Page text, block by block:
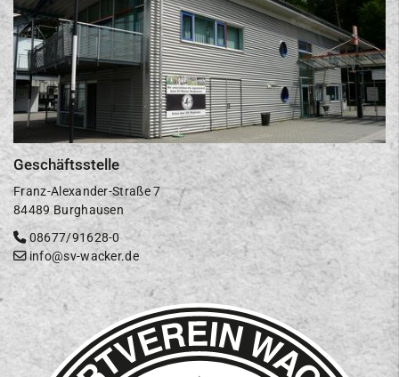
Geschäftsstelle
Franz-Alexander-Straße 7
84489 Burghausen
08677/91628-0
info@sv-wacker.de